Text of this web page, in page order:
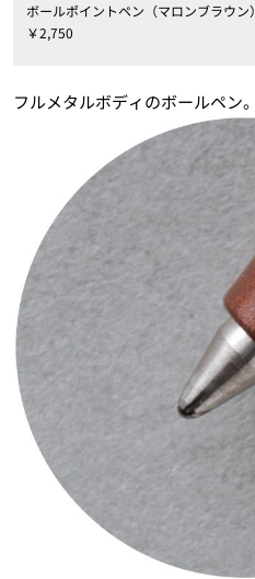
ボールポイントペン（マロンブラウン）
￥2,750
フルメタルボディのボールペン。